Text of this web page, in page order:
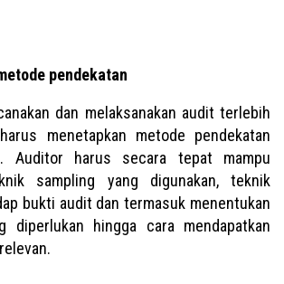
pendekatan
dan melaksanakan audit terlebih
menetapkan metode pendekatan
Auditor harus secara tepat mampu
sampling yang digunakan, teknik
bukti audit dan termasuk menentukan
diperlukan hingga cara mendapatkan